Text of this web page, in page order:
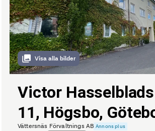
Visa alla bilder
Victor
11, Högsbo,
Vättersnäs Förvaltnings AB Annons plus